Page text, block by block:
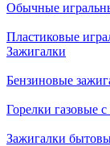
Обычные
Пластиковые
Зажигалки
Бензиновые
Горелки газовые
Зажигалки